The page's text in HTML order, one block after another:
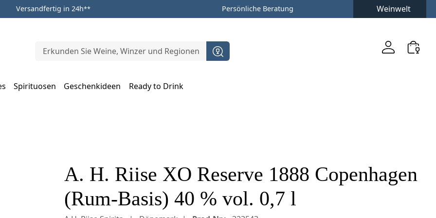
Versandfertig in 24h** Persönliche Beratung Weinwelt
Spirituosen Geschenkideen
Ready to Drink
A. H. Riise XO Reserve 1888 Copenhagen
(Rum-Basis) 40 % vol. 0,7 l